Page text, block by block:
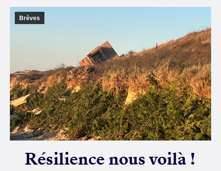
Brèves
Résilience nous voilà !